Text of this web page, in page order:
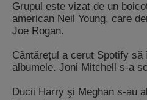
Grupul este vizat de un
american Neil Young, care
Joe Rogan.
Cântărețul a cerut Spotify
albumele. Joni Mitchell s-a
Ducii Harry şi Meghan s-au